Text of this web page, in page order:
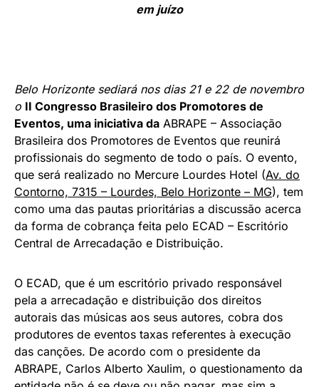
em juízo
Belo Horizonte sediará nos dias 21 e 22 de novembro
o II Congresso Brasileiro dos Promotores de
Eventos, uma iniciativa da ABRAPE – Associação
Brasileira dos Promotores de Eventos que reunirá
profissionais do segmento de todo o país. O evento,
que será realizado no Mercure Lourdes Hotel (Av. do
Contorno, 7315 – Lourdes, Belo Horizonte – MG), tem
como uma das pautas prioritárias a discussão acerca
da forma de cobrança feita pelo ECAD – Escritório
Central de Arrecadação e Distribuição.
O ECAD, que é um escritório privado responsável
pela a arrecadação e distribuição dos direitos
autorais das músicas aos seus autores, cobra dos
produtores de eventos taxas referentes à execução
das canções. De acordo com o presidente da
ABRAPE, Carlos Alberto Xaulim, o questionamento da